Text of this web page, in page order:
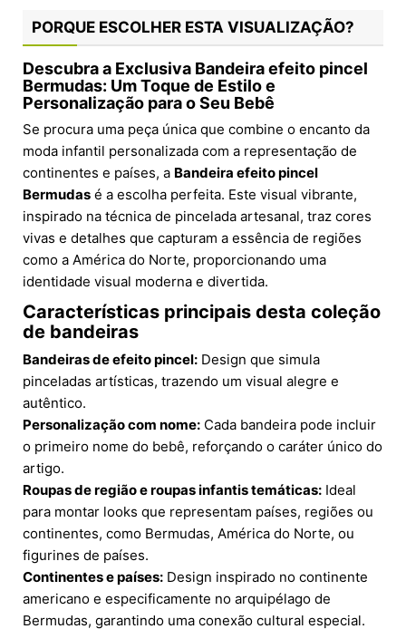
PORQUE ESCOLHER ESTA VISUALIZAÇÃO?
Descubra a Exclusiva Bandeira efeito pincel
Bermudas: Um Toque de Estilo e
Personalização para o Seu Bebê
Se procura uma peça única que combine o encanto da
moda infantil personalizada com a representação de
continentes e países, a Bandeira efeito pincel
Bermudas é a escolha perfeita. Este visual vibrante,
inspirado na técnica de pincelada artesanal, traz cores
vivas e detalhes que capturam a essência de regiões
como a América do Norte, proporcionando uma
identidade visual moderna e divertida.
Características principais desta coleção
de bandeiras
Bandeiras de efeito pincel: Design que simula
pinceladas artísticas, trazendo um visual alegre e
autêntico.
Personalização com nome: Cada bandeira pode incluir
o primeiro nome do bebê, reforçando o caráter único do
artigo.
Roupas de região e roupas infantis temáticas: Ideal
para montar looks que representam países, regiões ou
continentes, como Bermudas, América do Norte, ou
figurines de países.
Continentes e países: Design inspirado no continente
americano e especificamente no arquipélago de
Bermudas, garantindo uma conexão cultural especial.